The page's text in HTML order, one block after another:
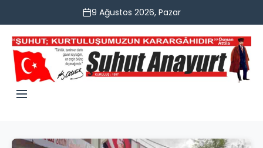
9 Ağustos 2026, Pazar